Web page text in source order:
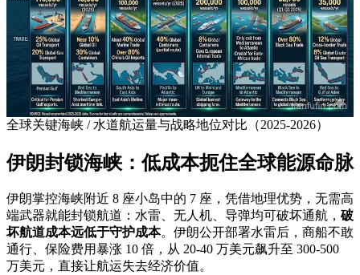
全球关键海峡 / 水道航运量与战略地位对比（2025-2026）
伊朗封锁海峡：低成本扼住全球能源命脉
伊朗掌控海峡附近 8 座小岛中的 7 座，凭借地理优势，无需高
端武器就能封锁航道：水雷、无人机、导弹均可破坏通航， 破
坏航道成本远低于守护成本。伊朗公开部署水雷后，商船不敢
通行、保险费用暴涨 10 倍，从 20-40 万美元飙升至 300-500
万美元，直接让航运失去经济价值。